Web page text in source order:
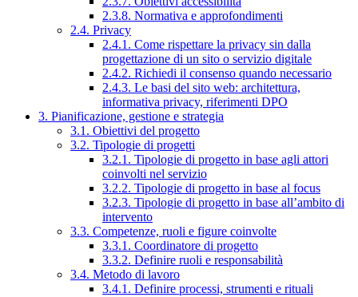
2.3.8. Normativa e approfondimenti
2.4. Privacy
2.4.1. Come rispettare la privacy sin dalla
progettazione di un sito o servizio digitale
2.4.2. Richiedi il consenso quando necessario
2.4.3. Le basi del sito web: architettura,
informativa privacy, riferimenti DPO
3. Pianificazione, gestione e strategia
3.1. Obiettivi del progetto
3.2. Tipologie di progetti
3.2.1. Tipologie di progetto in base agli attori
coinvolti nel servizio
3.2.2. Tipologie di progetto in base al focus
3.2.3. Tipologie di progetto in base all’ambito di
intervento
3.3. Competenze, ruoli e figure coinvolte
3.3.1. Coordinatore di progetto
3.3.2. Definire ruoli e responsabilità
3.4. Metodo di lavoro
3.4.1. Definire processi, strumenti e rituali